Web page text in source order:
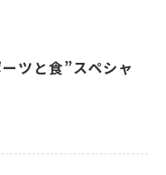
ツと食”スペシャ